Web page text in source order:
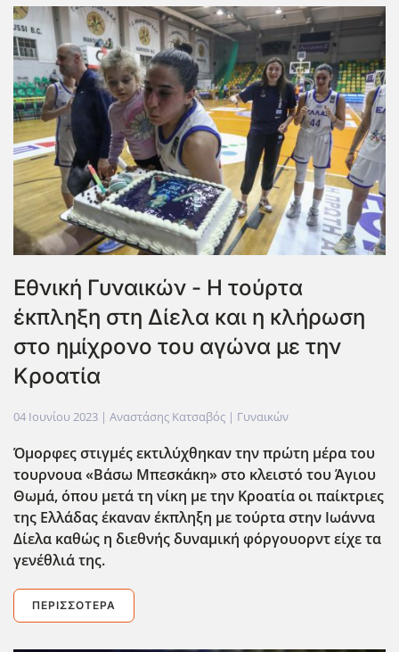
Εθνική Γυναικών - Η τούρτα
έκπληξη στη Δίελα και η κλήρωση
στο ημίχρονο του αγώνα με την
Κροατία
04 Ιουνίου 2023 | Αναστάσης Κατσαβός | Γυναικών
Όμορφες στιγμές εκτιλύχθηκαν την πρώτη μέρα του
τουρνουα «Βάσω Μπεσκάκη» στο κλειστό του Άγιου
Θωμά, όπου μετά τη νίκη με την Κροατία οι παίκτριες
της Ελλάδας έκαναν έκπληξη με τούρτα στην Ιωάννα
Δίελα καθώς η διεθνής δυναμική φόργουορντ είχε τα
γενέθλιά της.
ΠΕΡΙΣΣΌΤΕΡΑ